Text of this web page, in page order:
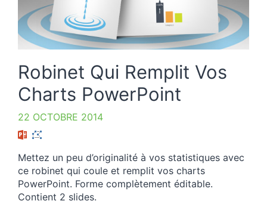
Robinet Qui Remplit Vos
Charts PowerPoint
22 OCTOBRE 2014
Mettez un peu d’originalité à vos statistiques avec
ce robinet qui coule et remplit vos charts
PowerPoint. Forme complètement éditable.
Contient 2 slides.